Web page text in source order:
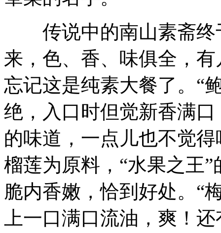
传说中的南山素斋终
来，色、香、味俱全，
忘记这是纯素大餐了。“
绝，入口时但觉新香满
的味道，一点儿也不觉
榴莲为原料，“水果之王
脆内香嫩，恰到好处。“
上一口满口流油，爽！